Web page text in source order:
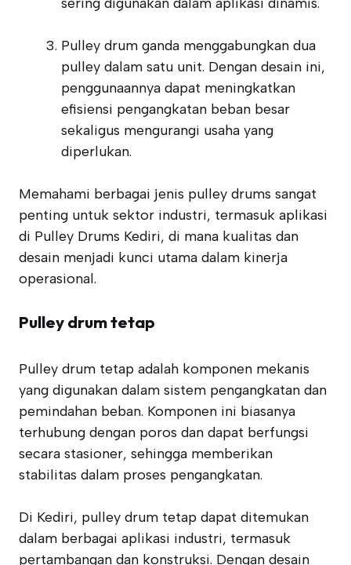
Pulley drum ganda menggabungkan dua
pulley dalam satu unit. Dengan desain ini,
penggunaannya dapat meningkatkan
efisiensi pengangkatan beban besar
sekaligus mengurangi usaha yang
diperlukan.
Memahami berbagai jenis pulley drums sangat
penting untuk sektor industri, termasuk aplikasi
di Pulley Drums Kediri, di mana kualitas dan
desain menjadi kunci utama dalam kinerja
operasional.
Pulley drum tetap
Pulley drum tetap adalah komponen mekanis
yang digunakan dalam sistem pengangkatan dan
pemindahan beban. Komponen ini biasanya
terhubung dengan poros dan dapat berfungsi
secara stasioner, sehingga memberikan
stabilitas dalam proses pengangkatan.
Di Kediri, pulley drum tetap dapat ditemukan
dalam berbagai aplikasi industri, termasuk
pertambangan dan konstruksi. Dengan desain